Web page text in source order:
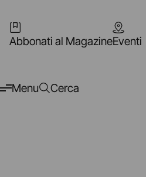
Abbonati al MagazineEventi
Menu Cerca